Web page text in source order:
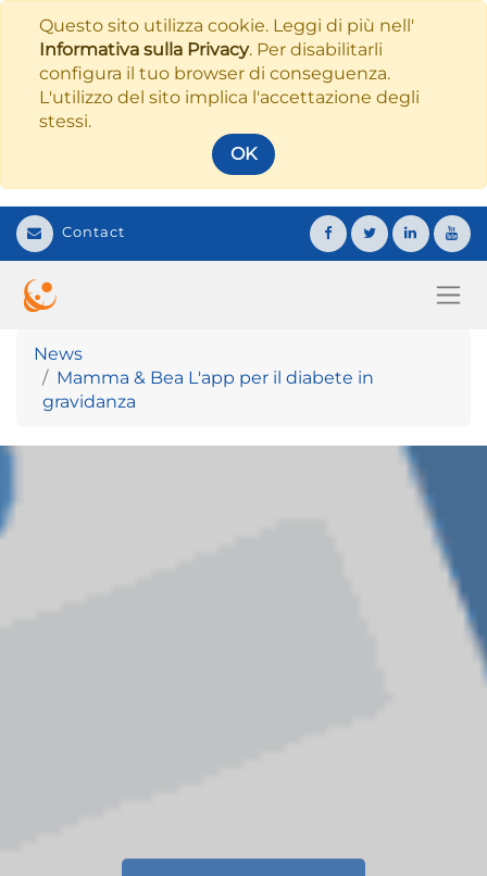
Questo sito utilizza cookie. Leggi di più nell'
Informativa sulla Privacy. Per disabilitarli
configura il tuo browser di conseguenza.
L'utilizzo del sito implica l'accettazione degli
stessi.
OK
Contact
News
Mamma & Bea L'app per il diabete in
gravidanza